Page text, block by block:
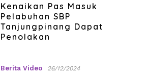
Kenaikan Pas Masuk
Pelabuhan SBP
Tanjungpinang Dapat
Penolakan
Berita Video 26/12/2024